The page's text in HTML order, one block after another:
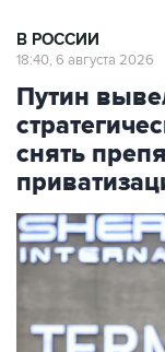
В РОССИИ
18:40, 6 августа 2026
Путин
снять